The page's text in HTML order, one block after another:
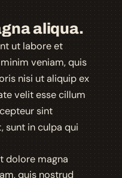
aliqua.
ut labore et
veniam, quis
nisi ut aliquip ex
velit esse cillum
sint
sunt in culpa qui
dolore magna
quis nostrud